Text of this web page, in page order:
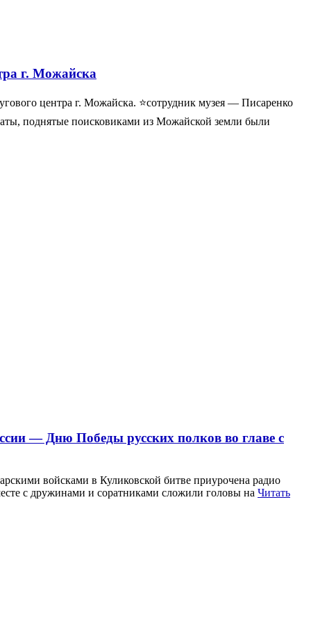
г. Можайска
центра г. Можайска. ⭐️сотрудник музея — Писаренко
поднятые поисковиками из Можайской земли были
— Дню Победы русских полков во главе с
войсками в Куликовской битве приурочена радио
с дружинами и соратниками сложили головы на Читать